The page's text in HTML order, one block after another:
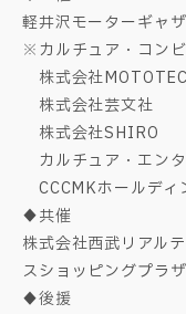
軽井沢モーターギャ
※カルチュア・コン
株式会社
株式会社芸文社
株式会社SHIRO
カルチュア・エン
CCCMKホールディ
♦共催
株式会社西武リアル
スショッピングプラザ
♦後援